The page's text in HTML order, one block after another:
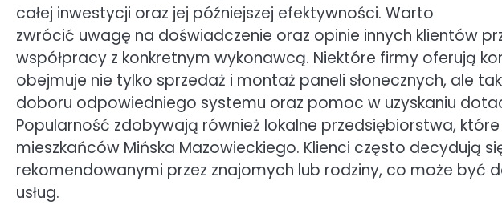
całej inwestycji oraz jej późniejszej efektywności. Warto
zwrócić uwagę na doświadczenie oraz opinie innych klientów
współpracy z konkretnym wykonawcą. Niektóre firmy oferują
obejmuje nie tylko sprzedaż i montaż paneli słonecznych, ale
doboru odpowiedniego systemu oraz pomoc w uzyskaniu
Popularność zdobywają również lokalne przedsiębiorstwa,
mieszkańców Mińska Mazowieckiego. Klienci często decydują
rekomendowanymi przez znajomych lub rodziny, co może być
usług.